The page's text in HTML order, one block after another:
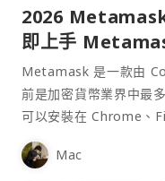
2026
即上手
Metamask 是一款由
前是加密貨幣業界中最
可以安裝在 Chrome、
為插件使用，具備許多
Mac